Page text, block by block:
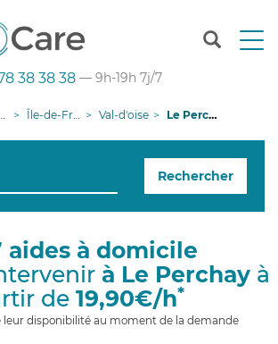
T
n
g
38 38 38 — 9h-19h 7j/7
Île-de-France Val-d'oise Le Perchay
Rechercher
aides à domicile
à Le Perchay à
de 19,90€/h*
leur disponibilité au moment de la demande